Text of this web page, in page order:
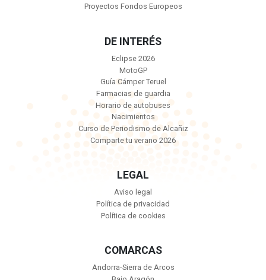
Proyectos Fondos Europeos
DE INTERÉS
Eclipse 2026
MotoGP
Guía Cámper Teruel
Farmacias de guardia
Horario de autobuses
Nacimientos
Curso de Periodismo de Alcañiz
Comparte tu verano 2026
LEGAL
Aviso legal
Política de privacidad
Política de cookies
COMARCAS
Andorra-Sierra de Arcos